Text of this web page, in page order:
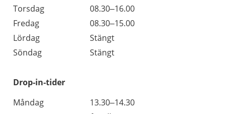
Torsdag
08.30–16.00
Fredag
08.30–15.00
Lördag
Stängt
Söndag
Stängt
Drop-in-tider
Måndag
13.30–14.30